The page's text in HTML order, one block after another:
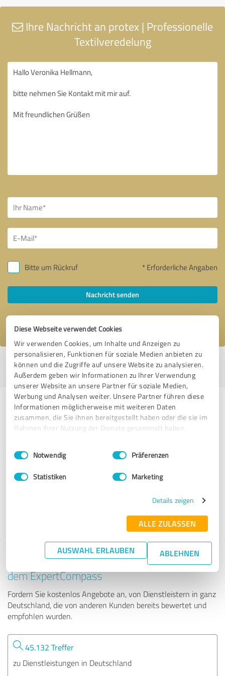
Diese Webseite verwendet Cookies
Wir verwenden Cookies, um Inhalte und Anzeigen zu
personalisieren, Funktionen für soziale Medien anbieten zu
können und die Zugriffe auf unsere Website zu analysieren.
Außerdem geben wir Informationen zu Ihrer Verwendung
unserer Website an unsere Partner für soziale Medien,
Werbung und Analysen weiter. Unsere Partner führen diese
Informationen möglicherweise mit weiteren Daten
zusammen, die Sie ihnen bereitgestellt haben oder die sie im
Rahmen Ihrer Nutzung der Dienste gesammelt haben.
Impressum Datenschutzbestimmungen
Einwilligungsauswahl
Notwendig Präferenzen
Statistiken Marketing
Details zeigen
ALLE ZULASSEN
AUSWAHL ERLAUBEN ABLEHNEN
Ihre Nachricht an protex | Professionelle
Textilveredelung
Bitte um Rückruf * Erforderliche Angaben
Nachricht senden
Ich stimme den
Profil aktiv seit 16.01.2020 |Letzte Aktualisierung: 18.07.2026|Profil
melden
Erfahrungen zu weiteren
Anbietern aus dem Bereich
DerRedner_NRW
Tipp: Die passenden Experten finden - mit
dem ExpertCompass
Fordern Sie kostenlos Angebote an, von Dienstleistern in ganz
Deutschland, die von anderen Kunden bereits bewertet und
empfohlen wurden.
45.132 Treffer
zu Dienstleistungen in Deutschland